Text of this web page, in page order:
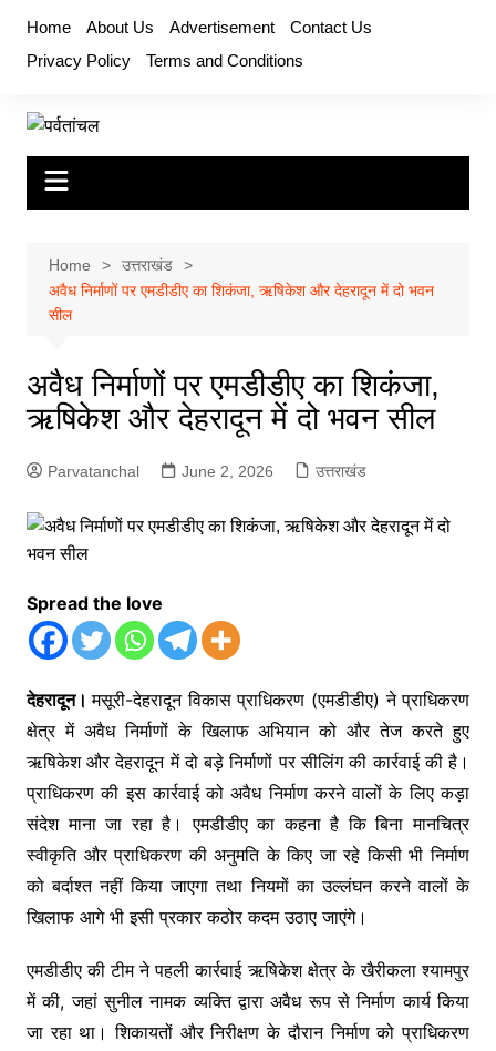
content
Home About Us Advertisement
Contact Us
Privacy Policy
Terms and Conditions
Home
उत्तराखंड
अवैध निर्माणों पर एमडीडीए का शिकंजा, ऋषिकेश और देहरादून में दो भवन
सील
अवैध निर्माणों पर एमडीडीए का शिकंजा,
ऋषिकेश और देहरादून में दो भवन सील
Parvatanchal June 2, 2026 उत्तराखंड
Spread the love
देहरादून।मसूरी-देहरादून विकास प्राधिकरण (एमडीडीए) ने प्राधिकरण
क्षेत्र में अवैध निर्माणों के खिलाफ अभियान को और तेज करते हुए
ऋषिकेश और देहरादून में दो बड़े निर्माणों पर सीलिंग की कार्रवाई की है।
प्राधिकरण की इस कार्रवाई को अवैध निर्माण करने वालों के लिए कड़ा
संदेश माना जा रहा है। एमडीडीए का कहना है कि बिना मानचित्र
स्वीकृति और प्राधिकरण की अनुमति के किए जा रहे किसी भी निर्माण
को बर्दाश्त नहीं किया जाएगा तथा नियमों का उल्लंघन करने वालों के
खिलाफ आगे भी इसी प्रकार कठोर कदम उठाए जाएंगे।
एमडीडीए की टीम ने पहली कार्रवाई ऋषिकेश क्षेत्र के खैरीकला श्यामपुर
में की, जहां सुनील नामक व्यक्ति द्वारा अवैध रूप से निर्माण कार्य किया
जा रहा था। शिकायतों और निरीक्षण के दौरान निर्माण को प्राधिकरण